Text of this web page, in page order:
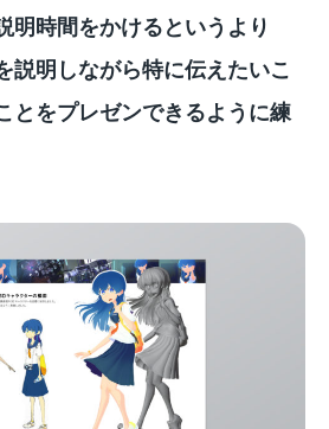
明時間をかけるというより
説明しながら特に伝えたいこ
とをプレゼンできるように練